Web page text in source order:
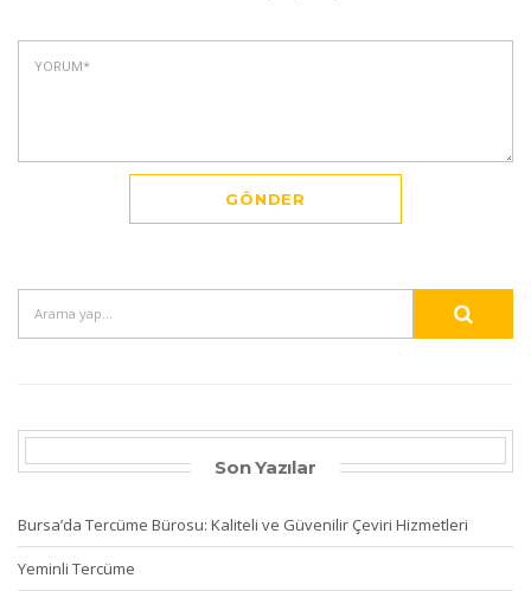
Son Yazılar
Bursa’da Tercüme Bürosu: Kaliteli ve Güvenilir Çeviri Hizmetleri
Yeminli Tercüme